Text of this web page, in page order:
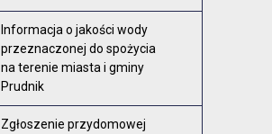
Informacja o jakości wody
przeznaczonej do spożycia
na terenie miasta i gminy
Prudnik
Zgłoszenie przydomowej